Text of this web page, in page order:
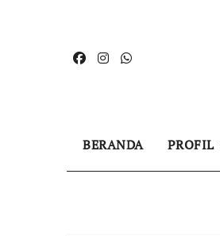
BERANDA PROFIL